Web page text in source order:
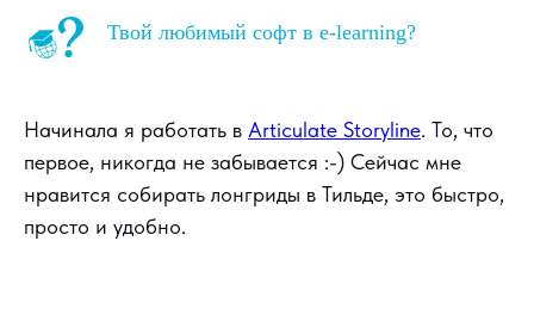
Твой любимый софт в e-learning?
Начинала я работать в Articulate Storyline. То, что
первое, никогда не забывается :-) Сейчас мне
нравится собирать лонгриды в Тильде, это быстро,
просто и удобно.